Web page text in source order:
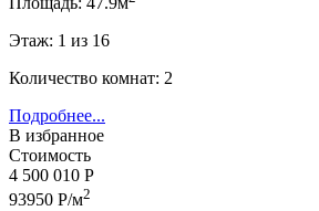
Этаж: 1 из 16
Количество комнат: 2
Подробнее...
В избранное
Стоимость
4 500 010 Р
93950 Р/м2